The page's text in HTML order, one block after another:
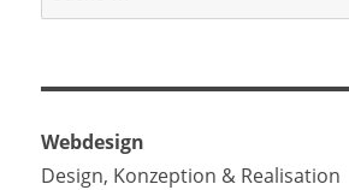
nach:
Webdesign
Design, Konzeption & Realisation